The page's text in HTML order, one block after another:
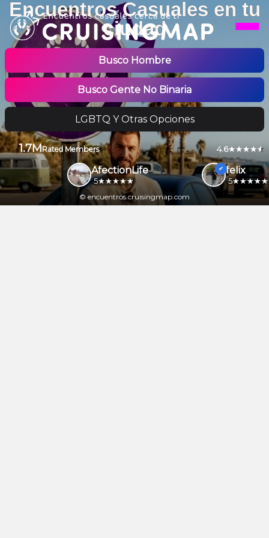
Encuentros Casuales en tu
ciudad
Busco Hombre
Busco Gente No Binaria
LGBTQ Y Otras Opciones
1.7MRated Members 4.6
felix
5
AfectionLife
5
© encuentros.cruisingmap.com